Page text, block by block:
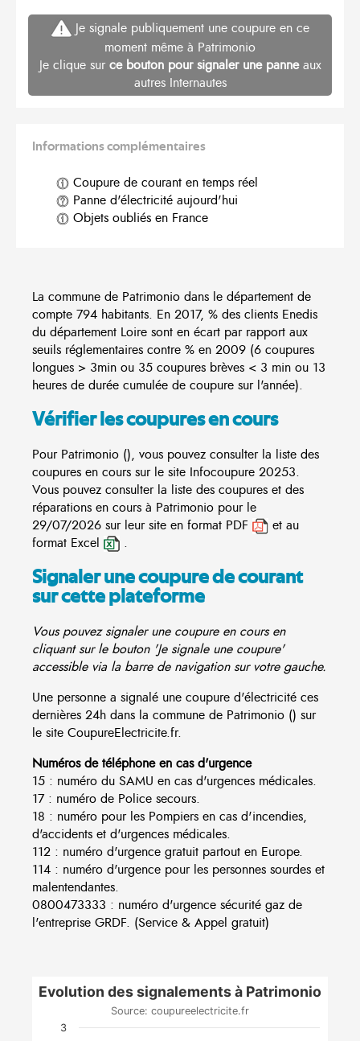
Je signale publiquement une coupure en ce
moment même à Patrimonio
Je clique sur ce bouton pour signaler une panneaux
autres Internautes
Informations complémentaires
Coupure de courant en temps réel
Panne d'électricité aujourd'hui
Objets oubliés en France
La commune de Patrimonio dans le département de
compte 794 habitants. En 2017, % des clients Enedis
du département Loire sont en écart par rapport aux
seuils réglementaires contre % en 2009 (6 coupures
longues > 3min ou 35 coupures brèves < 3 min ou 13
heures de durée cumulée de coupure sur l'année).
Vérifier les coupures en cours
Pour Patrimonio (), vous pouvez consulter la liste des
coupures en cours sur le site Infocoupure 20253.
Vous pouvez consulter la liste des coupures et des
réparations en cours à Patrimonio pour le
29/07/2026 sur leur site en format PDF
et au
format Excel
.
Signaler une coupure de courant
sur cette plateforme
Vous pouvez signaler une coupure en cours en
cliquant sur le bouton 'Je signale une coupure'
accessible via la barre de navigation sur votre gauche.
Une personne a signalé une coupure d'électricité ces
dernières 24h dans la commune de Patrimonio () sur
le site CoupureElectricite.fr.
Numéros de téléphone en cas d'urgence
15 : numéro du SAMU en cas d'urgences médicales.
17 : numéro de Police secours.
18 : numéro pour les Pompiers en cas d'incendies,
d'accidents et d'urgences médicales.
112 : numéro d'urgence gratuit partout en Europe.
114 : numéro d'urgence pour les personnes sourdes et
malentendantes.
0800473333 : numéro d'urgence sécurité gaz de
l'entreprise GRDF. (Service & Appel gratuit)
Evolution des signalements à Patrimonio
Source: coupureelectricite.fr
3